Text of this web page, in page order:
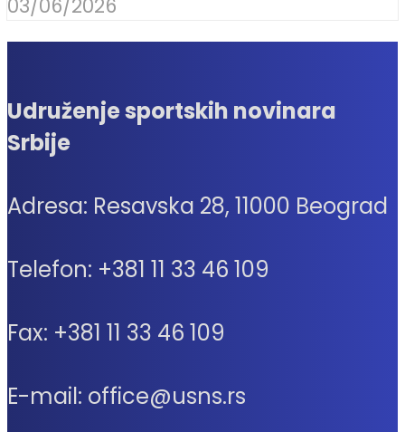
03/06/2026
Udruženje sportskih novinara
Srbije
Adresa: Resavska 28, 11000 Beograd
Telefon: +381 11 33 46 109
Fax: +381 11 33 46 109
E-mail: office@usns.rs